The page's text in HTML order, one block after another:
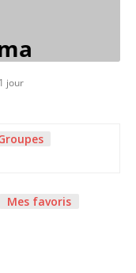
jour
Mes favoris